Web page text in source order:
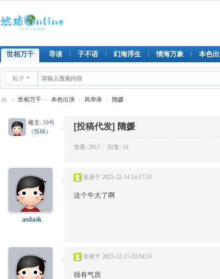
世相万千 导读 子不语 幻海浮生 情海万象 本色
帖子
» 世相万千 › 本色出演 › 风华录 › 隋媛
楼主: 10号
（投稿）
[投稿代发] 隋媛
查看: 2817 回复: 16
asdask
发表于 2025-12-14 14:17:33
这个牛大了啊
发表于 2025-12-15 23:34:53
很有气质